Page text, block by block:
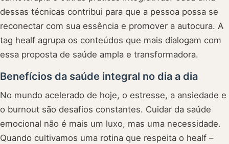
dessas técnicas contribui para que a pessoa possa se
reconectar com sua essência e promover a autocura. A
tag healf agrupa os conteúdos que mais dialogam com
essa proposta de saúde ampla e transformadora.
Benefícios da saúde integral no dia a dia
No mundo acelerado de hoje, o estresse, a ansiedade e
o burnout são desafios constantes. Cuidar da saúde
emocional não é mais um luxo, mas uma necessidade.
Quando cultivamos uma rotina que respeita o healf –